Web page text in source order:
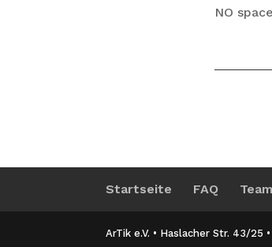
NO
Startseite FAQ Team
ArTik e.V. • Haslacher Str. 43/25